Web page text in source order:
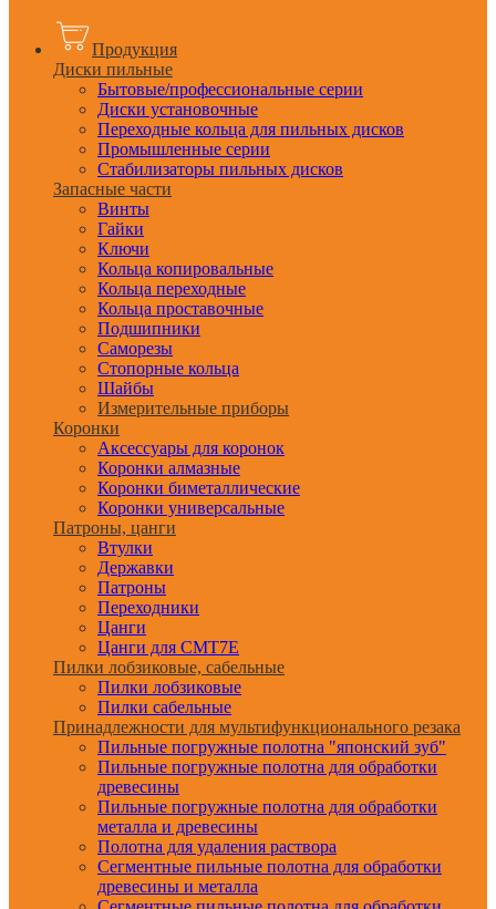
Продукция
Диски пильные
Бытовые/профессиональные серии
Диски установочные
Переходные кольца для пильных дисков
Промышленные серии
Стабилизаторы пильных дисков
Запасные части
Винты
Гайки
Ключи
Кольца копировальные
Кольца переходные
Кольца проставочные
Подшипники
Саморезы
Стопорные кольца
Шайбы
Измерительные приборы
Коронки
Аксессуары для коронок
Коронки алмазные
Коронки биметаллические
Коронки универсальные
Патроны, цанги
Втулки
Державки
Патроны
Переходники
Цанги
Цанги для CMT7E
Пилки лобзиковые, сабельные
Пилки лобзиковые
Пилки сабельные
Принадлежности для мультифункционального резака
Пильные погружные полотна "японский зуб"
Пильные погружные полотна для обработки
древесины
Пильные погружные полотна для обработки
металла и древесины
Полотна для удаления раствора
Сегментные пильные полотна для обработки
древесины и металла